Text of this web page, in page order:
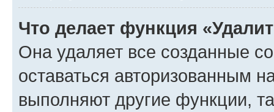
Что делает функция
Она удаляет все созданные
оставаться авторизованным
выполняют другие функции,